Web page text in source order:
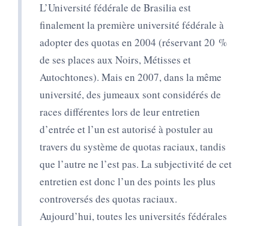
L’Université fédérale de Brasilia est
finalement la première université fédérale à
adopter des quotas en 2004 (réservant 20 %
de ses places aux Noirs, Métisses et
Autochtones). Mais en 2007, dans la même
université, des jumeaux sont considérés de
races différentes lors de leur entretien
d’entrée et l’un est autorisé à postuler au
travers du système de quotas raciaux, tandis
que l’autre ne l’est pas. La subjectivité de cet
entretien est donc l’un des points les plus
controversés des quotas raciaux.
Aujourd’hui, toutes les universités fédérales